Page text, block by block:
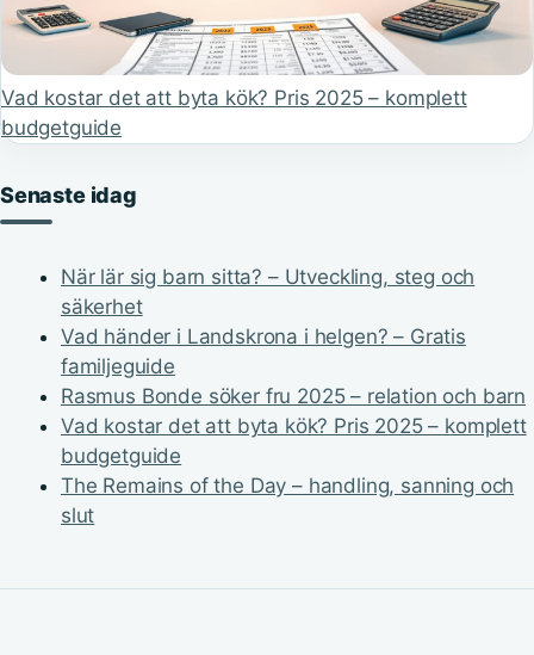
Vad kostar det att byta kök? Pris 2025 – komplett
budgetguide
Senaste idag
När lär sig barn sitta? – Utveckling, steg och
säkerhet
Vad händer i Landskrona i helgen? – Gratis
familjeguide
Rasmus Bonde söker fru 2025 – relation och barn
Vad kostar det att byta kök? Pris 2025 – komplett
budgetguide
The Remains of the Day – handling, sanning och
slut